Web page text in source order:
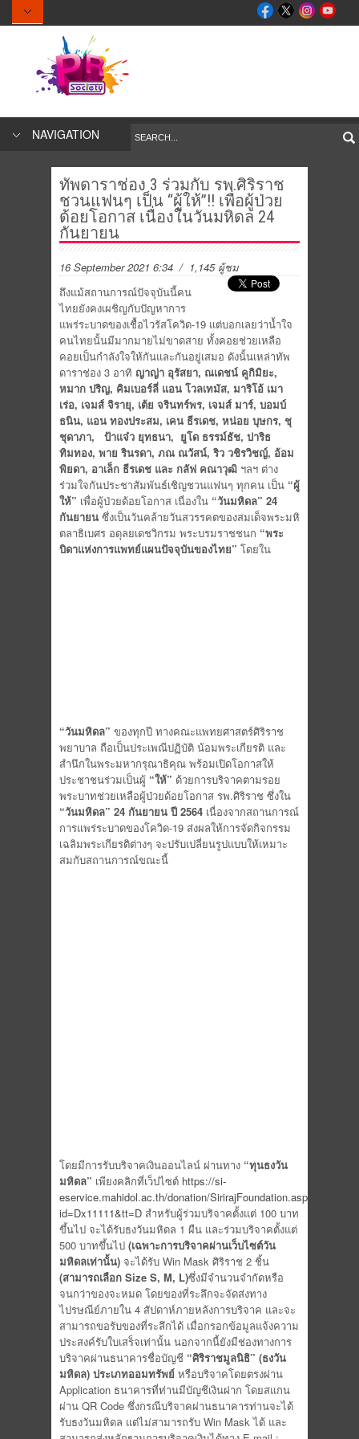
NAVIGATION
ทัพดาราช่อง 3 ร่วมกับ รพ.ศิริราช
ชวนแฟนๆ เป็น “ผู้ให้”!! เพื่อผู้ป่วย
ด้อยโอกาส เนื่องในวันมหิดล 24
กันยายน
16 September 2021 6:34 / 1,145 ผู้ชม
ถึงแม้สถานการณ์ปัจจุบันนี้คน
ไทยยังคงเผชิญกับปัญหาการ
แพร่ระบาดของเชื้อไวรัสโควิด-19 แต่บอกเลยว่าน้ำใจ
คนไทยนั้นมีมากมายไม่ขาดสาย ทั้งคอยช่วยเหลือ
คอยเป็นกำลังใจให้กันและกันอยู่เสมอ ดังนั้นเหล่าทัพ
ดาราช่อง 3 อาทิ ญาญ่า อุรัสยา, ณเดชน์ คูกิมิยะ,
หมาก ปริญ, คิมเบอร์ลี่ แอน โวลเทมัส, มาริโอ้ เมา
เร่อ, เจมส์ จิรายุ, เต้ย จรินทร์พร, เจมส์ มาร์, บอมบ์
ธนิน, แอน ทองประสม, เคน ธีรเดช, หน่อย บุษกร, ชุ
ชุดาภา, ป้าแจ๋ว ยุทธนา, ยูโด ธรรม์ธัช, ปาริธ
ทิมทอง, พาย รินรดา, ภณ ณวัสน์, ริว วชิรวิชญ์, อ้อม
พิยดา, อาเล็ก ธีรเดช และ กลัฟ คณาวุฒิ ฯลฯ ต่าง
ร่วมใจกันประชาสัมพันธ์เชิญชวนแฟนๆ ทุกคน เป็น “ผู้
ให้” เพื่อผู้ป่วยด้อยโอกาส เนื่องใน “วันมหิดล” 24
กันยายน ซึ่งเป็นวันคล้ายวันสวรรคตของสมเด็จพระมหิ
ตลาธิเบศร อดุลยเดชวิกรม พระบรมราชชนก “พระ
บิดาแห่งการแพทย์แผนปัจจุบันของไทย” โดยใน
“วันมหิดล” ของทุกปี ทางคณะแพทยศาสตร์ศิริราช
พยาบาล ถือเป็นประเพณีปฏิบัติ น้อมพระเกียรติ และ
สำนึกในพระมหากรุณาธิคุณ พร้อมเปิดโอกาสให้
ประชาชนร่วมเป็นผู้ “ให้” ด้วยการบริจาคตามรอย
พระบาทช่วยเหลือผู้ป่วยด้อยโอกาส รพ.ศิริราช ซึ่งใน
“วันมหิดล” 24 กันยายน ปี 2564 เนื่องจากสถานการณ์
การแพร่ระบาดของโควิด-19 ส่งผลให้การจัดกิจกรรม
เฉลิมพระเกียรติต่างๆ จะปรับเปลี่ยนรูปแบบให้เหมาะ
สมกับสถานการณ์ขณะนี้
โดยมีการรับบริจาคเงินออนไลน์ ผ่านทาง “ทุนธงวัน
มหิดล” เพียงคลิกที่เว็ปไซต์ https://si-
eservice.mahidol.ac.th/donation/SirirajFoundation.aspx?
id=Dx11111&tt=D สำหรับผู้ร่วมบริจาคตั้งแต่ 100 บาท
ขึ้นไป จะได้รับธงวันมหิดล 1 ผืน และร่วมบริจาคตั้งแต่
500 บาทขึ้นไป (เฉพาะการบริจาคผ่านเว็บไซต์วัน
มหิดลเท่านั้น) จะได้รับ Win Mask ศิริราช 2 ชิ้น
(สามารถเลือก Size S, M, L)ซึ่งมีจำนวนจำกัดหรือ
จนกว่าของจะหมด โดยของที่ระลึกจะจัดส่งทาง
ไปรษณีย์ภายใน 4 สัปดาห์ภายหลังการบริจาค และจะ
สามารถขอรับของที่ระลึกได้ เมื่อกรอกข้อมูลแจ้งความ
ประสงค์รับใบเสร็จเท่านั้น นอกจากนี้ยังมีช่องทางการ
บริจาคผ่านธนาคารชื่อบัญชี “ศิริราชมูลนิธิ” (ธงวัน
มหิดล) ประเภทออมทรัพย์ หรือบริจาคโดยตรงผ่าน
Application ธนาคารที่ท่านมีบัญชีเงินฝาก โดยสแกน
ผ่าน QR Code ซึ่งกรณีบริจาคผ่านธนาคารท่านจะได้
รับธงวันมหิดล แต่ไม่สามารถรับ Win Mask ได้ และ